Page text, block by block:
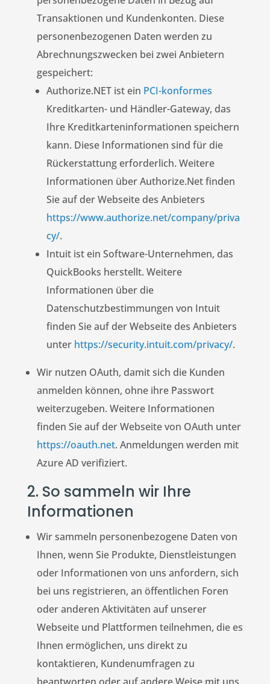
Transaktionen und Kundenkonten. Diese
personenbezogenen Daten werden zu
Abrechnungszwecken bei zwei Anbietern
gespeichert:
Authorize.NET ist ein PCI-konformes
Kreditkarten- und Händler-Gateway, das
Ihre Kreditkarteninformationen speichern
kann. Diese Informationen sind für die
Rückerstattung erforderlich. Weitere
Informationen über Authorize.Net finden
Sie auf der Webseite des Anbieters
https://www.authorize.net/company/priva
cy/.
Intuit ist ein Software-Unternehmen, das
QuickBooks herstellt. Weitere
Informationen über die
Datenschutzbestimmungen von Intuit
finden Sie auf der Webseite des Anbieters
unter https://security.intuit.com/privacy/.
Wir nutzen OAuth, damit sich die Kunden
anmelden können, ohne ihre Passwort
weiterzugeben. Weitere Informationen
finden Sie auf der Webseite von OAuth unter
https://oauth.net. Anmeldungen werden mit
Azure AD verifiziert.
2. So sammeln wir Ihre
Informationen
Wir sammeln personenbezogene Daten von
Ihnen, wenn Sie Produkte, Dienstleistungen
oder Informationen von uns anfordern, sich
bei uns registrieren, an öffentlichen Foren
oder anderen Aktivitäten auf unserer
Webseite und Plattformen teilnehmen, die es
Ihnen ermöglichen, uns direkt zu
kontaktieren, Kundenumfragen zu